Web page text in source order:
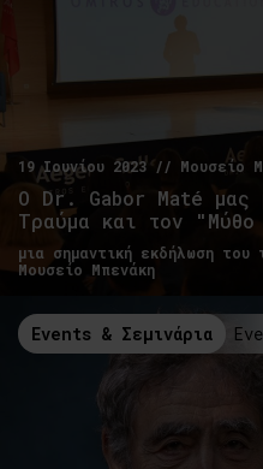
19 Ιουνίου 2023 // Μουσείο
Ο Dr. Gabor Maté μας
Τραύμα και τον "Μύθο
μια σημαντική εκδήλωση του
Μουσείο Μπενάκη
Events & Σεμινάρια